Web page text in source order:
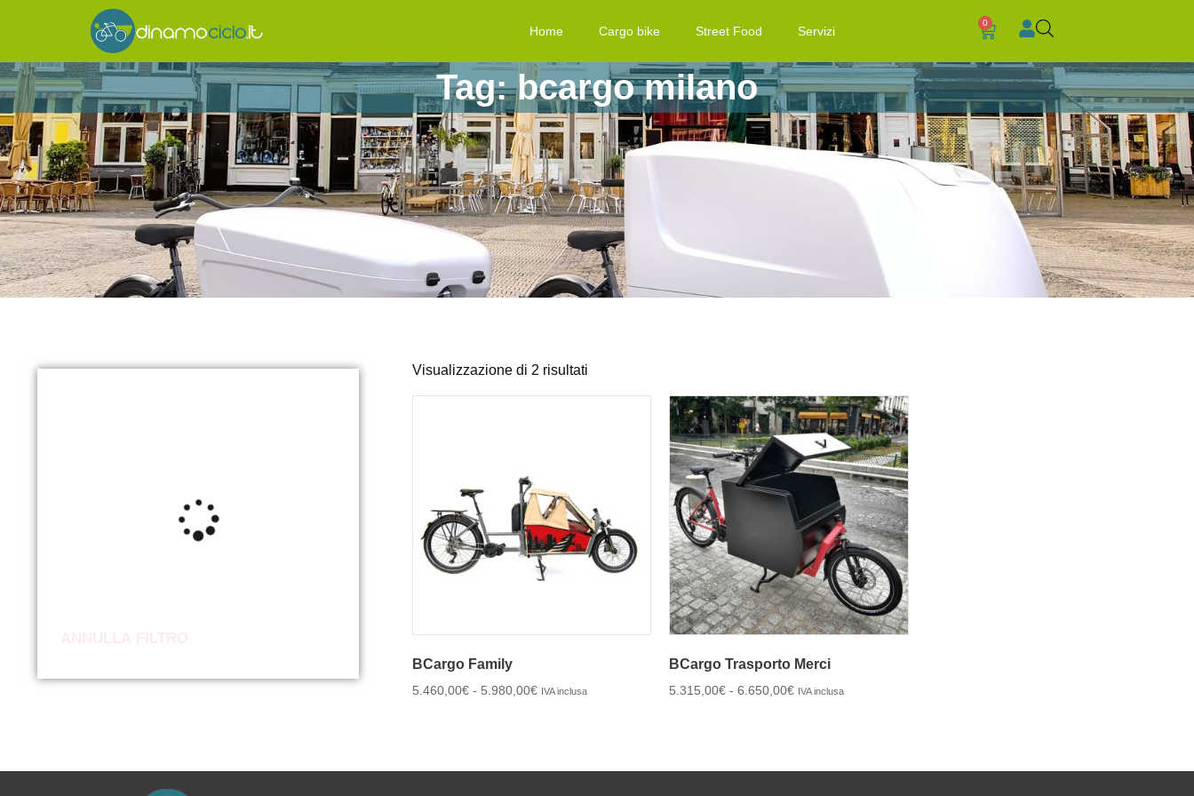
Home Cargo bike Street Food Servizi
0
Tag: bcargo milano
Visualizzazione di 2 risultati
BCargo Family
5.460,00€ - 5.980,00€ IVA inclusa
BCargo Trasporto Merci
5.315,00€ - 6.650,00€ IVA inclusa